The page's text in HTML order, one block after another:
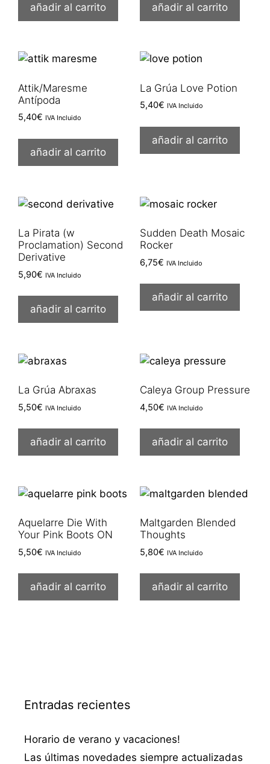
añadir al carrito añadir al carrito
Attik/Maresme
Antípoda
5,40€ IVA Incluido
añadir al carrito
La Grúa Love Potion
5,40€ IVA Incluido
añadir al carrito
La Pirata (w
Proclamation) Second
Derivative
5,90€ IVA Incluido
añadir al carrito
Sudden Death Mosaic
Rocker
6,75€ IVA Incluido
añadir al carrito
La Grúa Abraxas
5,50€ IVA Incluido
añadir al carrito
Caleya Group Pressure
4,50€ IVA Incluido
añadir al carrito
Aquelarre Die With
Your Pink Boots ON
5,50€ IVA Incluido
añadir al carrito
Maltgarden Blended
Thoughts
5,80€ IVA Incluido
añadir al carrito
Entradas recientes
Horario de verano y vacaciones!
Las últimas novedades siempre actualizadas